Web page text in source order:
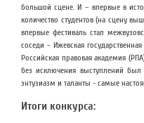
большой сцене. И – впервые в
количество студентов (на сцену
впервые фестиваль стал
соседи - Ижевская
Российская правовая академия
без исключения выступлений был
энтузиазм и таланты - самые
Итоги конкурса: